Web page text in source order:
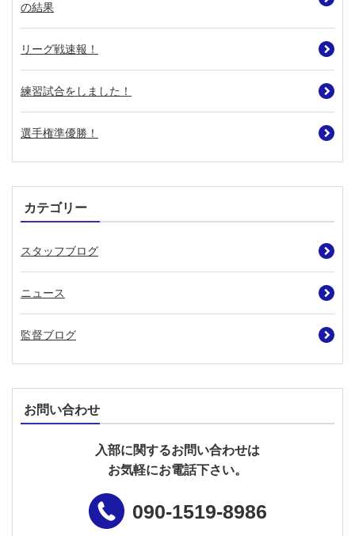
の結果
リーグ戦速報！
練習試合をしました！
選手権準優勝！
カテゴリー
スタッフブログ
ニュース
監督ブログ
お問い合わせ
入部に関するお問い合わせは
お気軽にお電話下さい。
090-1519-8986